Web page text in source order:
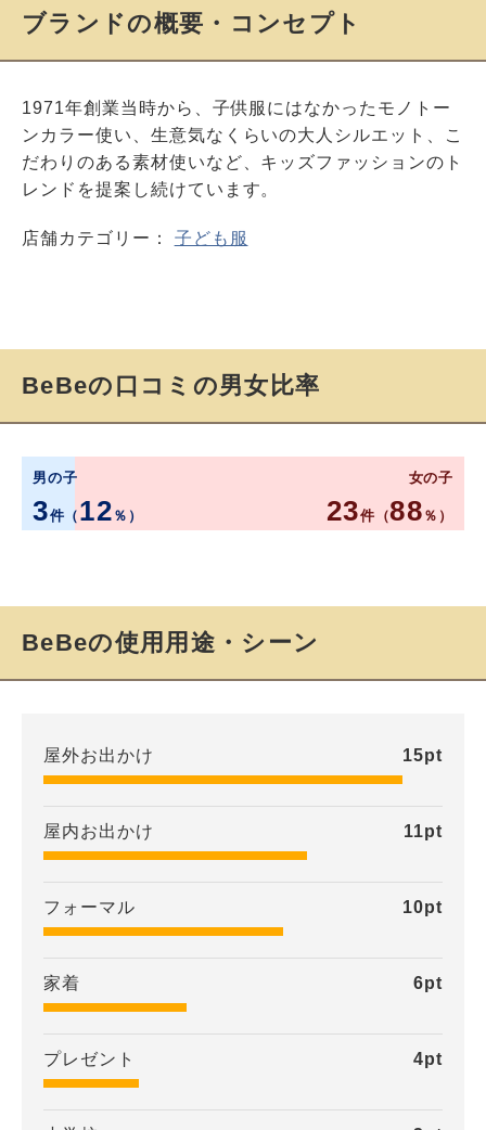
ブランドの概要・コンセプト
1971年創業当時から、子供服にはなかったモノトー
ンカラー使い、生意気なくらいの大人シルエット、こ
だわりのある素材使いなど、キッズファッションのト
レンドを提案し続けています。
店舗カテゴリー： 子ども服
BeBeの口コミの男女比率
男の子
3件（ 12 ％）
女の子
23件（88 ％）
BeBeの使用用途・シーン
屋外お出かけ 15pt
屋内お出かけ 11pt
フォーマル 10pt
家着 6pt
プレゼント 4pt